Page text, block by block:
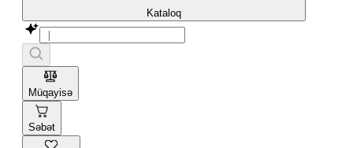
Kataloq
Müqayisə
Səbət